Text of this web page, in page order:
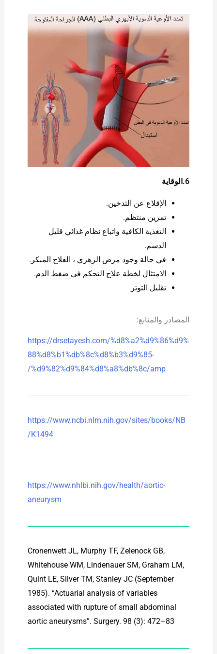
6.الوقاية
الإقلاع عن التدخين.
تمرين منتظم.
التغذية الكافية واتباع نظام غذائي قليل
الدسم.
في حالة وجود مرض الزهري ، العلاج المبكر.
الامتثال لخطة علاج التحكم في ضغط الدم.
تقليل التوتر
المصادر والمنابع:
https://drsetayesh.com/%d8%a2%d9%86%d9%
88%d8%b1%db%8c%d8%b3%d9%85-
%d9%82%d9%84%d8%a8%db%8c/amp/
https://www.ncbi.nlm.nih.gov/sites/books/NB
K1494/
https://www.nhlbi.nih.gov/health/aortic-
aneurysm
Cronenwett JL, Murphy TF, Zelenock GB,
Whitehouse WM, Lindenauer SM, Graham LM,
Quint LE, Silver TM, Stanley JC (September
1985). “Actuarial analysis of variables
associated with rupture of small abdominal
aortic aneurysms”. Surgery. 98 (3): 472–83